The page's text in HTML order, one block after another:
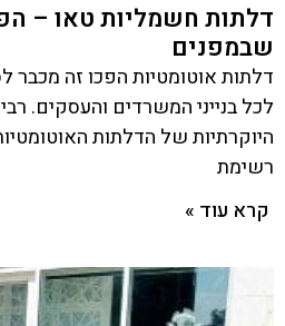
דלתות חשמליות טאו –
שבמפנים
דלתות אוטומטיות הפכו זה מכבר
לכל בנייני המשרדים והעסקים.
היוקרתיות של הדלתות
רשימת
קרא עוד »